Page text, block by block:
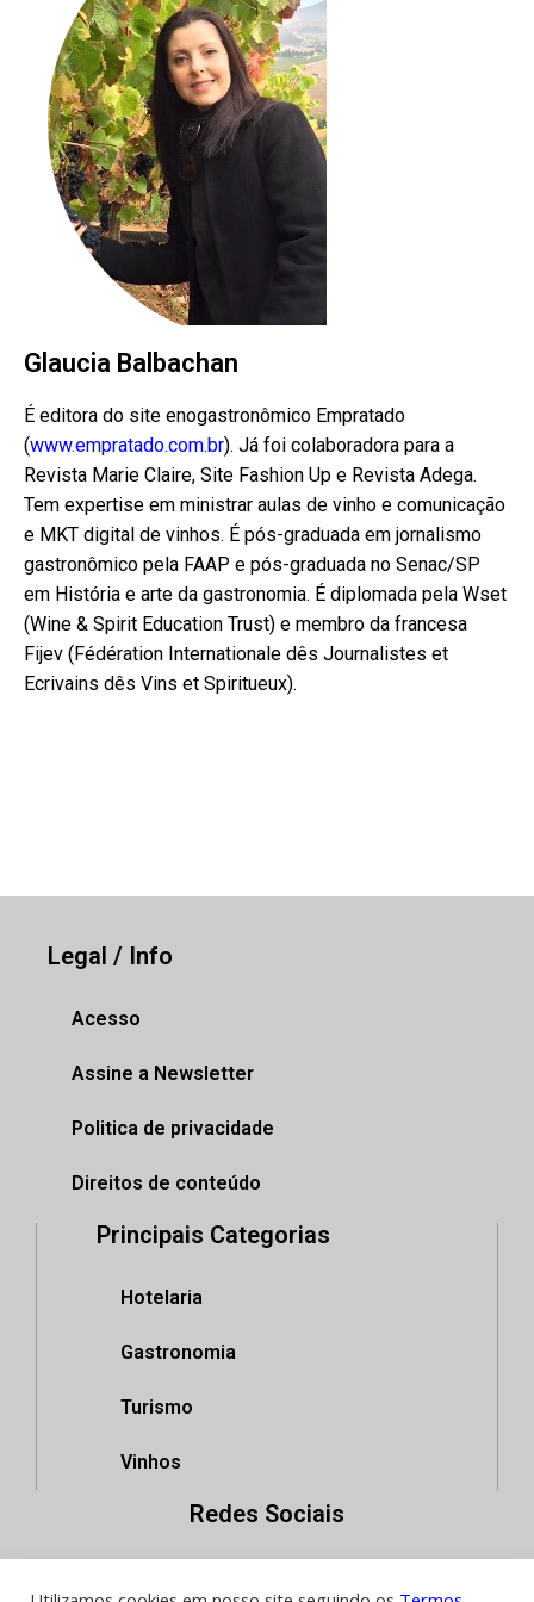
Glaucia Balbachan
É editora do site enogastronômico Empratado
(www.empratado.com.br). Já foi colaboradora para a
Revista Marie Claire, Site Fashion Up e Revista Adega.
Tem expertise em ministrar aulas de vinho e comunicação
e MKT digital de vinhos. É pós-graduada em jornalismo
gastronômico pela FAAP e pós-graduada no Senac/SP
em História e arte da gastronomia. É diplomada pela Wset
(Wine & Spirit Education Trust) e membro da francesa
Fijev (Fédération Internationale dês Journalistes et
Ecrivains dês Vins et Spiritueux).
Legal / Info
Acesso
Assine a Newsletter
Politica de privacidade
Direitos de conteúdo
Principais Categorias
Hotelaria
Gastronomia
Turismo
Vinhos
Redes Sociais